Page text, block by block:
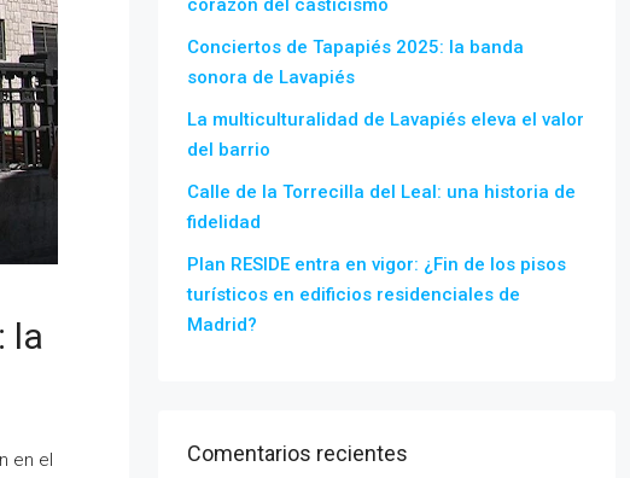
la
en el
corazón del casticismo
Conciertos de Tapapiés 2025: la banda
sonora de Lavapiés
La multiculturalidad de Lavapiés eleva el valor
del barrio
Calle de la Torrecilla del Leal: una historia de
fidelidad
Plan RESIDE entra en vigor: ¿Fin de los pisos
turísticos en edificios residenciales de
Madrid?
Comentarios recientes